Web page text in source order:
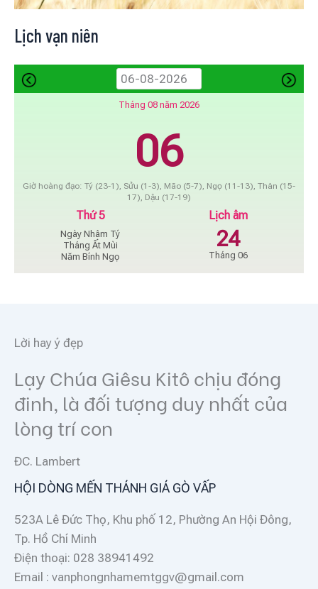
Lịch vạn niên
Tháng 08 năm 2026
06
Giờ hoàng đạo: Tý (23-1), Sửu (1-3), Mão (5-7), Ngọ (11-13), Thân (15-
17), Dậu (17-19)
Thứ 5
Ngày Nhâm Tý
Tháng Ất Mùi
Năm Bính Ngọ
Lịch âm
24
Tháng 06
Lời hay ý đẹp
Lạy Chúa Giêsu Kitô chịu đóng
đinh, là đối tượng duy nhất của
lòng trí con
ĐC. Lambert
HỘI DÒNG MẾN THÁNH GIÁ GÒ VẤP
523A Lê Đức Thọ, Khu phố 12, Phường An Hội Đông,
Tp. Hồ Chí Minh
Điện thoại: 028 38941492
Email : vanphongnhamemtggv@gmail.com